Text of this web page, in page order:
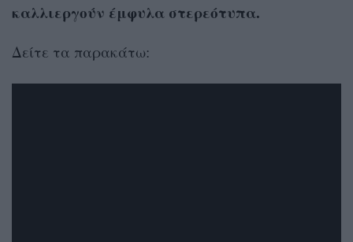
καλλιεργούν έμφυλα στερεότυπα.
Δείτε τα παρακάτω: